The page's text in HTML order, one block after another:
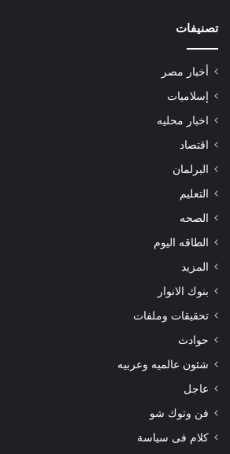
تصنيفات
أخبار مصر
إسلاميات
اخبار محليه
اقتصاد
البرلمان
التعليم
الصحه
الطاقه اليوم
المزيد
بنوك الانوار
تحقيقات وملفات
حوادث
شئون عالميه وعربيه
عاجل
فن وتوك شو
كلام فى سياسة